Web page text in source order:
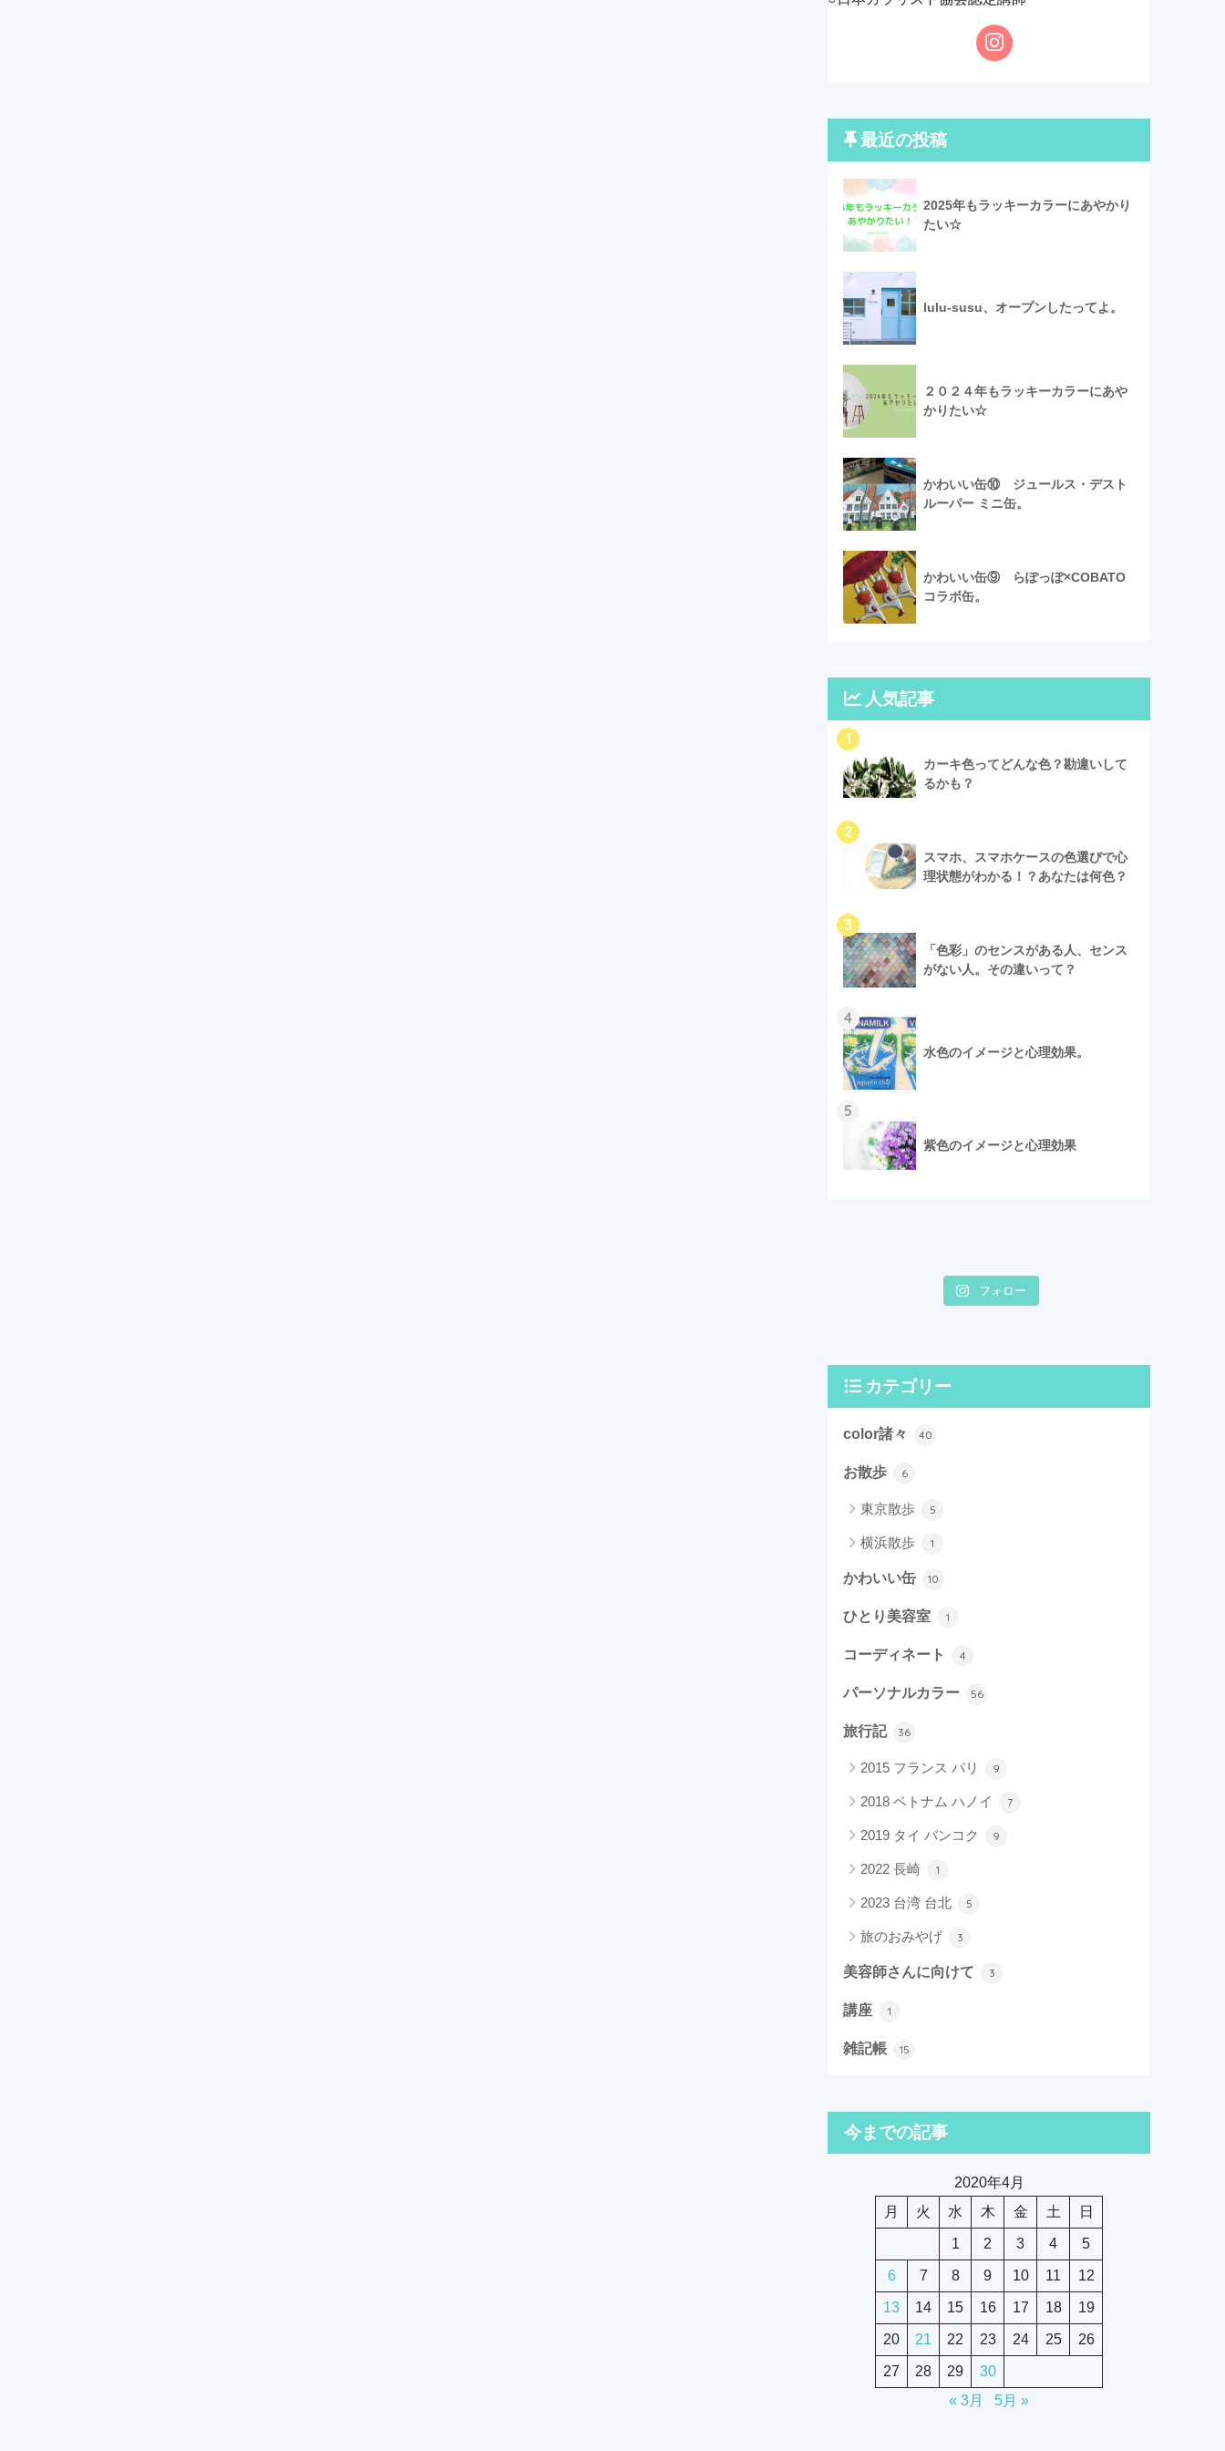
最近の投稿
2025年もラッキーカラーにあやかり
たい☆
lulu-susu、オープンしたってよ。
２０２４年もラッキーカラーにあや
かりたい☆
かわいい缶⑩ ジュールス・デスト
ルーパー ミニ缶。
かわいい缶⑨ らぽっぽ×COBATO
コラボ缶。
人気記事
1
カーキ色ってどんな色？勘違いして
るかも？
2
スマホ、スマホケースの色選びで心
理状態がわかる！？あなたは何色？
3
「色彩」のセンスがある人、センス
がない人。その違いって？
4
水色のイメージと心理効果。
5
紫色のイメージと心理効果
フォロー
カテゴリー
color諸々 40
お散歩 6
東京散歩 5
横浜散歩 1
かわいい缶 10
ひとり美容室 1
コーディネート 4
パーソナルカラー 56
旅行記 36
2015 フランス パリ 9
2018 ベトナム ハノイ 7
2019 タイ バンコク 9
2022 長崎 1
2023 台湾 台北 5
旅のおみやげ 3
美容師さんに向けて 3
講座 1
雑記帳 15
今までの記事
2020年4月
月
火 水 木 金 土 日
1 2 3 4 5
6 7 8 9 10 11 12
13 14 15 16 17 18 19
20 21 22 23 24 25 26
27 28 29
30
« 3月
5月 »